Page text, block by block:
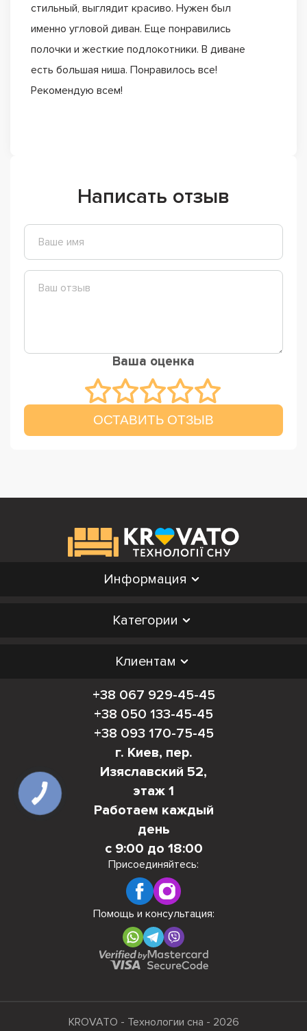
стильный, выглядит красиво. Нужен был
именно угловой диван. Еще понравились
полочки и жесткие подлокотники. В диване
есть большая ниша. Понравилось все!
Рекомендую всем!
Написать отзыв
Ваша оценка
ОСТАВИТЬ ОТЗЫВ
Информация
Категории
Клиентам
+38 067 929-45-45
+38 050 133-45-45
+38 093 170-75-45
г. Киев, пер.
Изяславский 52,
этаж 1
Работаем каждый
день
с 9:00 до 18:00
Присоединяйтесь:
Помощь и консультация:
KROVATO - Технологии сна - 2026